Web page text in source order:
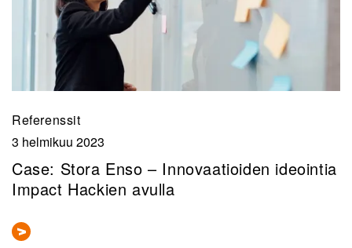
Referenssit
3 helmikuu 2023
Case: Stora Enso – Innovaatioiden ideointia
Impact Hackien avulla